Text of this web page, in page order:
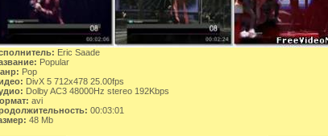
Eric Saade
Popular
Pop
DivX 5 712x478 25.00fps
Dolby AC3 48000Hz stereo 192Kbps
avi
00:03:01
48 Mb